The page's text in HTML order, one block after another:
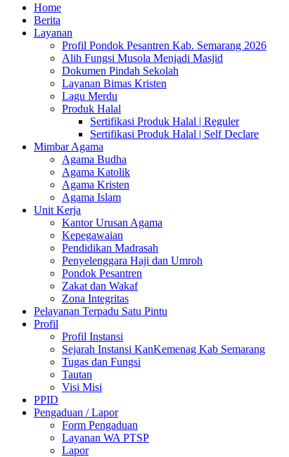
Home
Berita
Layanan
Profil Pondok Pesantren Kab. Semarang 2026
Alih Fungsi Musola Menjadi Masjid
Dokumen Pindah Sekolah
Layanan Bimas Kristen
Lagu Merdu
Produk Halal
Sertifikasi Produk Halal | Reguler
Sertifikasi Produk Halal | Self Declare
Mimbar Agama
Agama Budha
Agama Katolik
Agama Kristen
Agama Islam
Unit Kerja
Kantor Urusan Agama
Kepegawaian
Pendidikan Madrasah
Penyelenggara Haji dan Umroh
Pondok Pesantren
Zakat dan Wakaf
Zona Integritas
Pelayanan Terpadu Satu Pintu
Profil
Profil Instansi
Sejarah Instansi KanKemenag Kab Semarang
Tugas dan Fungsi
Tautan
Visi Misi
PPID
Pengaduan / Lapor
Form Pengaduan
Layanan WA PTSP
Lapor